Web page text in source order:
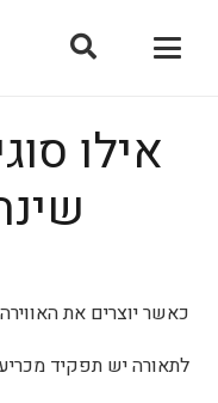
אילו
כאשר יוצרים את
לתאורה יש תפקיד